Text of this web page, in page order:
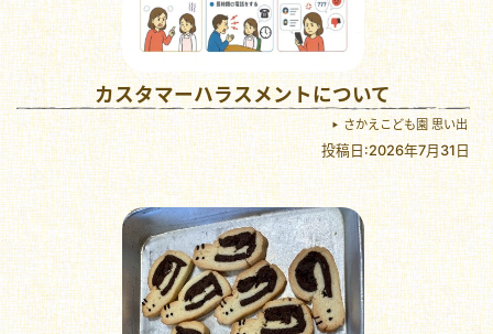
カスタマーハラスメントについて
さかえこども園 思い出
投稿日:2026年7月31日